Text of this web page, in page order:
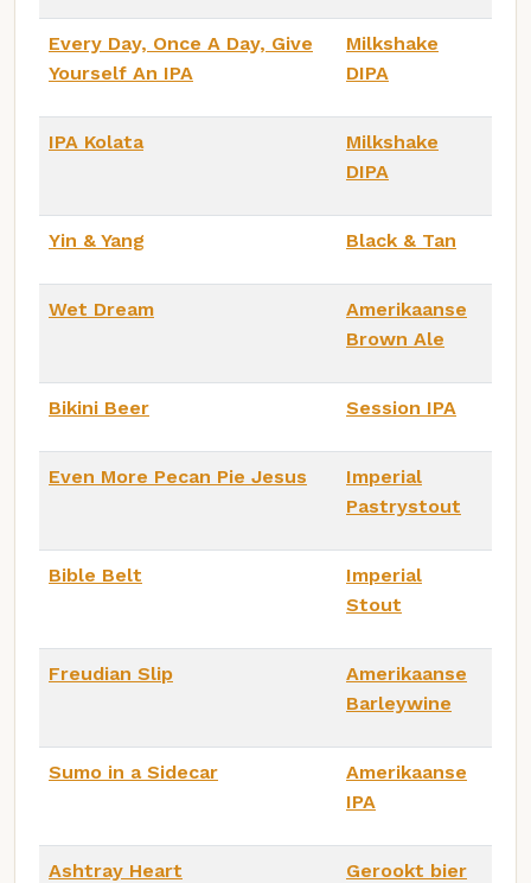
Every Day, Once A Day, Give
Yourself An IPA
Milkshake
DIPA
IPA Kolata
Milkshake
DIPA
Yin & Yang Black & Tan
Wet Dream
Amerikaanse
Brown Ale
Bikini Beer Session IPA
Even More Pecan Pie Jesus
Imperial
Pastrystout
Bible Belt
Imperial
Stout
Freudian Slip
Amerikaanse
Barleywine
Sumo in a Sidecar
Amerikaanse
IPA
Ashtray Heart Gerookt bier